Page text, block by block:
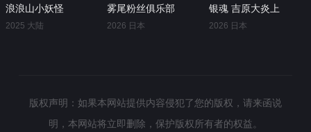
浪浪山小妖怪
2025 大陆
雾尾粉丝俱乐部
2026 日本
银魂 吉原大炎上
2026 日本
版权声明：如果本网站提供内容侵犯了您的版权，请来函说
明，本网站将立即删除，保护版权所有者的权益。